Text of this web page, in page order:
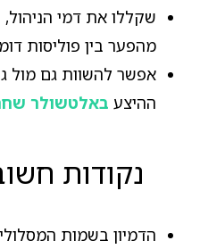
שקללו את דמי
מהפער בין פוליסות
אפשר להשוות גם מול
ההיצע באלטשולר
נקודות
הדמיון בשמות